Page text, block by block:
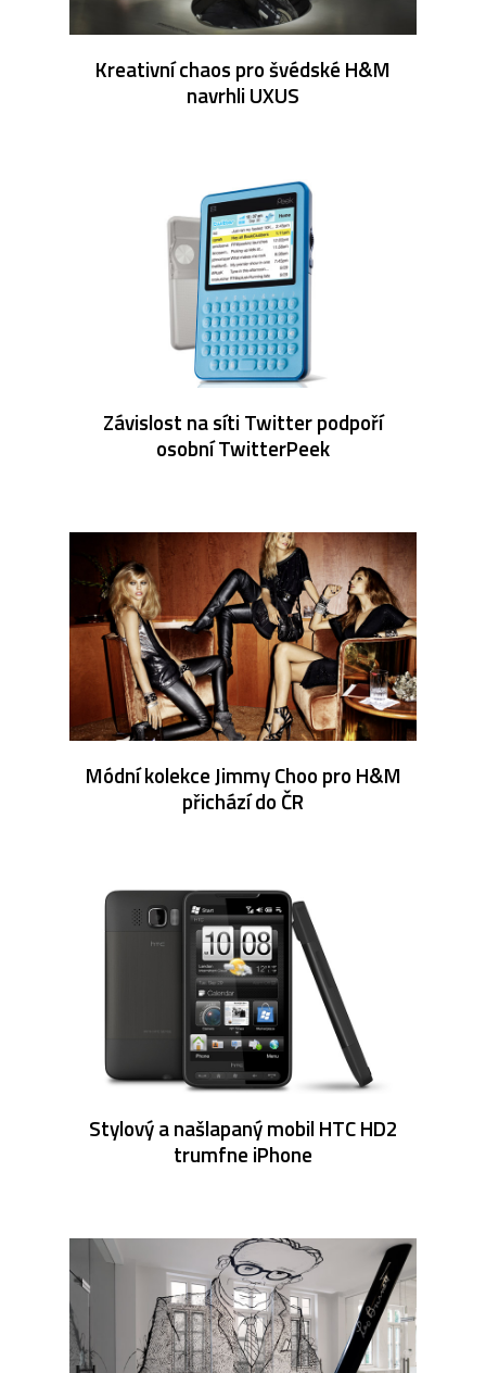
Kreativní chaos pro švédské H&M
navrhli UXUS
Závislost na síti Twitter podpoří
osobní TwitterPeek
Módní kolekce Jimmy Choo pro H&M
přichází do ČR
Stylový a našlapaný mobil HTC HD2
trumfne iPhone